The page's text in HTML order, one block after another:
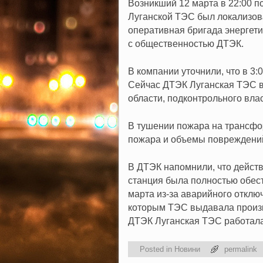
Возникший 12 марта в 22:00
Луганской ТЭС был
оперативная бригада
с общественностью ДТЭК.
В компании уточнили, что в
Сейчас ДТЭК Луганская ТЭС
области, подконтрольного
В тушении пожара на
пожара и объемы
В ДТЭК напомнили, что
станция была полностью
марта из-за аварийного
которым ТЭС выдавала
ДТЭК Луганская ТЭС
Posted in Новини permalink